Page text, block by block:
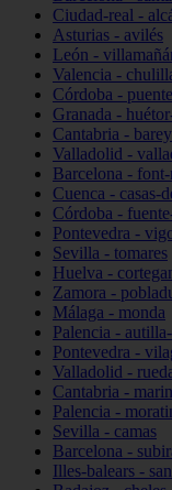
Ciudad-real -
Asturias - avilés
León -
Valencia -
Córdoba -
Granada -
Cantabria -
Valladolid -
Barcelona -
Cuenca - casas-
Córdoba -
Pontevedra -
Sevilla - tomares
Huelva -
Zamora -
Málaga - monda
Palencia -
Pontevedra -
Valladolid -
Cantabria -
Palencia -
Sevilla - camas
Barcelona -
Illes-balears -